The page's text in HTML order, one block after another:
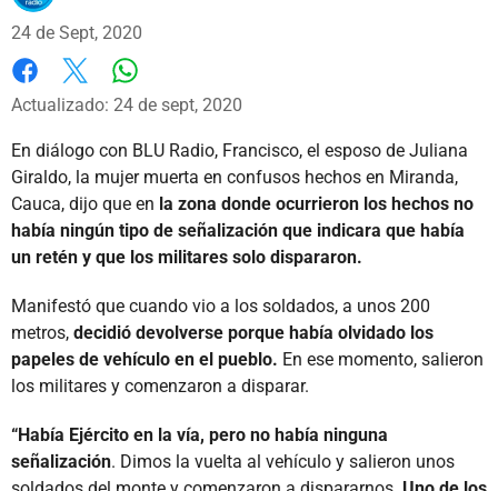
24 de Sept, 2020
Facebook
X
Actualizado: 24 de sept, 2020
En diálogo con BLU Radio, Francisco, el esposo de Juliana
Giraldo, la mujer muerta en confusos hechos en Miranda,
Cauca, dijo que en la zona donde ocurrieron los hechos no
había ningún tipo de señalización que indicara que había
un retén y que los militares solo dispararon.
Manifestó que cuando vio a los soldados, a unos 200
metros, decidió devolverse porque había olvidado los
papeles de vehículo en el pueblo. En ese momento, salieron
los militares y comenzaron a disparar.
“Había Ejército en la vía, pero no había ninguna
señalización. Dimos la vuelta al vehículo y salieron unos